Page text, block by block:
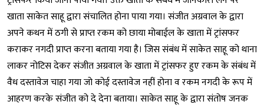
खाता साकेत साहू द्वारा संचालित होना पाया गया। संजीत अग्रवाल के द्वारा
अपने कथन में ठगी से प्राप्त रकम को छाया मोबाईल के खाता में ट्रांसफर
कराकर नगदी प्राप्त करना बताया गया है। जिस संबंध में साकेत साहू को थाना
लाकर नोटिस देकर संजीत अग्रवाल के खाता में ट्रांसफर हुए रकम के संबंध में
वैध दस्तावेज चाहा गया जो कोई दस्तावेज नहीं होना व रकम नगदी के रूप में
आहरण करके संजीत को दे देना बताया। साकेत साहू के द्वारा संतोष जनक